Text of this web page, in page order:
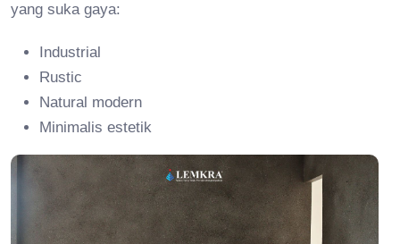
yang suka gaya:
Industrial
Rustic
Natural modern
Minimalis estetik